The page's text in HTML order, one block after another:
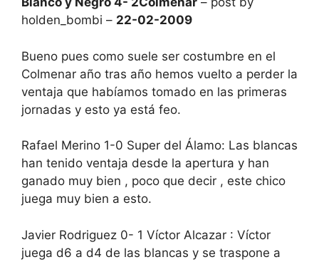
holden_bombi – 22-02-2009
Bueno pues como suele ser costumbre en el
Colmenar año tras año hemos vuelto a perder la
ventaja que habíamos tomado en las primeras
jornadas y esto ya está feo.
Rafael Merino 1-0 Super del Álamo: Las blancas
han tenido ventaja desde la apertura y han
ganado muy bien , poco que decir , este chico
juega muy bien a esto.
Javier Rodriguez 0- 1 Víctor Alcazar : Víctor
juega d6 a d4 de las blancas y se traspone a